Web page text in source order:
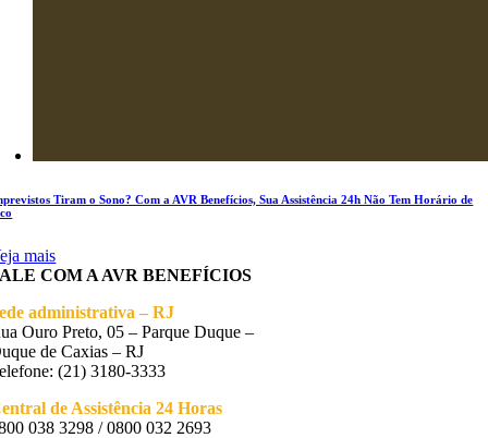
Tiram o Sono? Com a AVR Benefícios, Sua Assistência 24h Não Tem Horário de
mais
COM A AVR BENEFÍCIOS
administrativa – RJ
Ouro Preto, 05 – Parque Duque –
de Caxias – RJ
(21) 3180-3333
de Assistência 24 Horas
038 3298 / 0800 032 2693